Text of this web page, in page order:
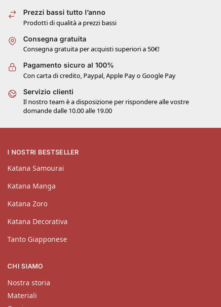
Prezzi bassi tutto l’anno
Prodotti di qualità a prezzi bassi
Consegna gratuita
Consegna gratuita per acquisti superiori a 50€!
Pagamento sicuro al 100%
Con carta di credito, Paypal, Apple Pay o Google Pay
Servizio clienti
Il nostro team è a disposizione per rispondere alle vostre
domande dalle 10.00 alle 19.00
I NOSTRI BESTSELLER
Katana Samourai
Katana Manga
Katana Zoro
Katana Decorativa
Tanto Giapponese
CHI SIAMO
Nostra storia
Materiali